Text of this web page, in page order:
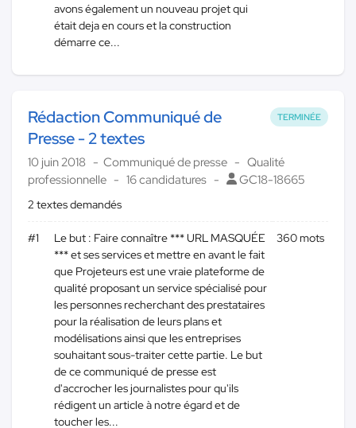
avons également un nouveau projet qui
était deja en cours et la construction
démarre ce...
TERMINÉE
Rédaction Communiqué de
Presse - 2 textes
10 juin 2018 Communiqué de presse
Qualité
professionnelle
16 candidatures GC18-18665
2 textes demandés
#1
Le but : Faire connaître *** URL MASQUÉE
*** et ses services et mettre en avant le fait
que Projeteurs est une vraie plateforme de
qualité proposant un service spécialisé pour
les personnes recherchant des prestataires
pour la réalisation de leurs plans et
modélisations ainsi que les entreprises
souhaitant sous-traiter cette partie. Le but
de ce communiqué de presse est
d'accrocher les journalistes pour qu'ils
rédigent un article à notre égard et de
toucher les...
360 mots